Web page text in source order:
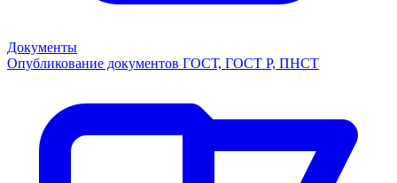
Документы
Опубликование документов ГОСТ, ГОСТ Р, ПНСТ